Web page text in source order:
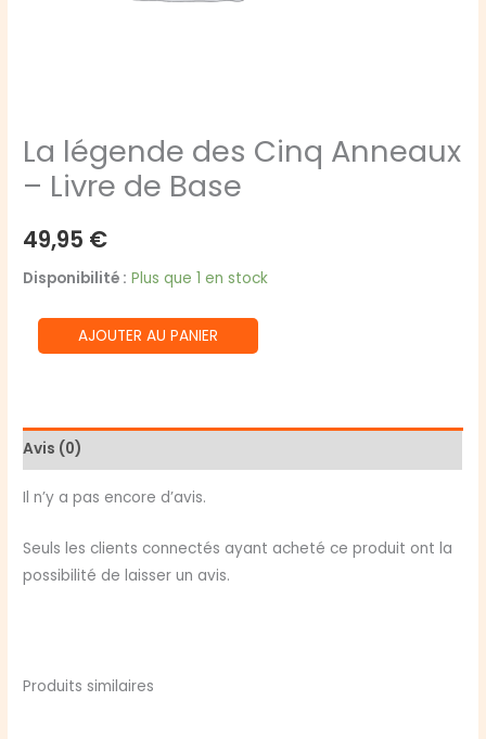
La légende des Cinq Anneaux
– Livre de Base
49,95 €
Disponibilité : Plus que 1 en stock
quantité
de
des
Cinq
Anneaux
Livre
de
AJOUTER AU PANIER
Avis (0)
Il n’y a pas encore d’avis.
Seuls les clients connectés ayant acheté ce produit ont la
possibilité de laisser un avis.
Produits similaires